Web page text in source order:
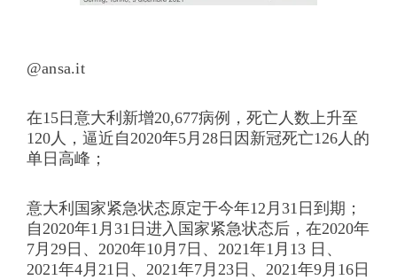
@ansa.it
在15日意大利新增20,677病例，死亡人数上升至
120人，逼近自2020年5月28日因新冠死亡126人的
单日高峰；
意大利国家紧急状态原定于今年12月31日到期；
自2020年1月31日进入国家紧急状态后，在2020年
7月29日、2020年10月7日、2021年1月13 日、
2021年4月21日、2021年7月23日、2021年9月16日